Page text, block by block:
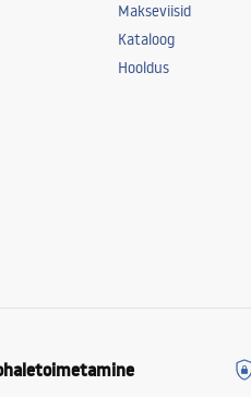
Makseviisid
Kataloog
Hooldus